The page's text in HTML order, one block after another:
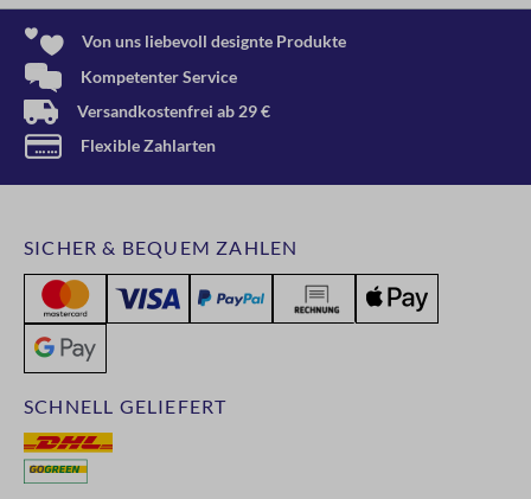
Von uns liebevoll designte Produkte
Kompetenter Service
Versandkostenfrei ab 29 €
Flexible Zahlarten
SCHNELL GELIEFERT
SICHER & BEQUEM ZAHLEN